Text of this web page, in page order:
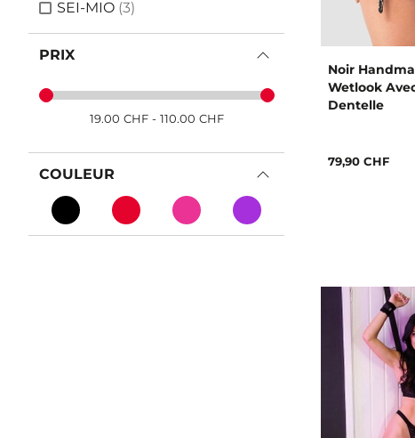
SEI-MIO (3)
PRIX
19.00 CHF - 110.00 CHF
COULEUR
Noir
Wetlook
Dentelle
79,90 CHF